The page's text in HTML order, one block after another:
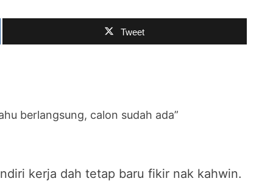
Tweet
berlangsung, calon sudah ada”
kerja dah tetap baru fikir nak kahwin.